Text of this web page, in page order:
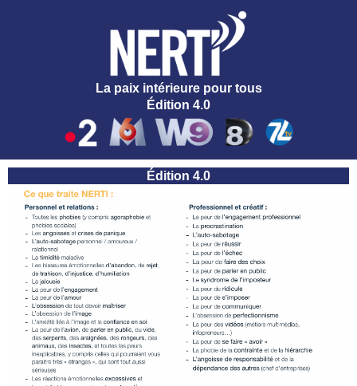
La paix intérieure pour tous
Édition 4.0
Édition 4.0